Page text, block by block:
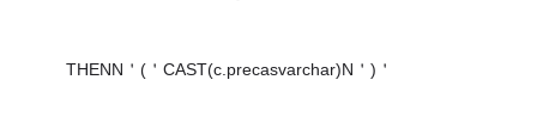
THENN＇(＇CAST(c.precasvarchar)N＇)＇